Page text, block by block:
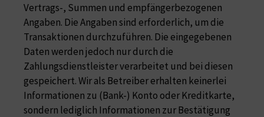
Vertrags-, Summen und empfängerbezogenen
Angaben. Die Angaben sind erforderlich, um die
Transaktionen durchzuführen. Die eingegebenen
Daten werden jedoch nur durch die
Zahlungsdienstleister verarbeitet und bei diesen
gespeichert. Wir als Betreiber erhalten keinerlei
Informationen zu (Bank-) Konto oder Kreditkarte,
sondern lediglich Informationen zur Bestätigung